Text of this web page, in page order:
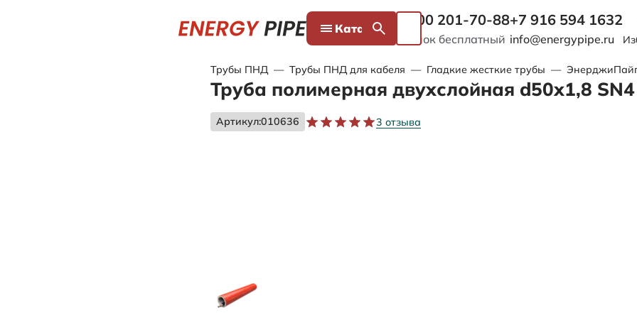
Каталог 8 800 201-70-88
Звонок бесплатный
+7 916 594 1632
info@energypipe.ru
Трубы ПНД — Трубы ПНД для кабеля — Гладкие жесткие трубы —
Труба полимерная двухслойная d50х1,8
Артикул:010636 3 отзыва